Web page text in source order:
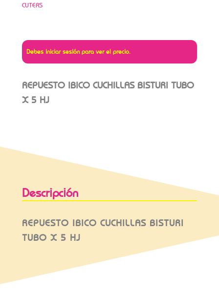
CUTERS
Debes iniciar sesión para ver el precio.
REPUESTO IBICO CUCHILLAS BISTURI TUBO
X 5 HJ
Descripción
REPUESTO IBICO CUCHILLAS BISTURI
TUBO X 5 HJ